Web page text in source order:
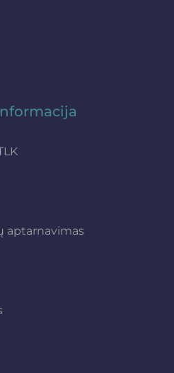
aptarnavimas